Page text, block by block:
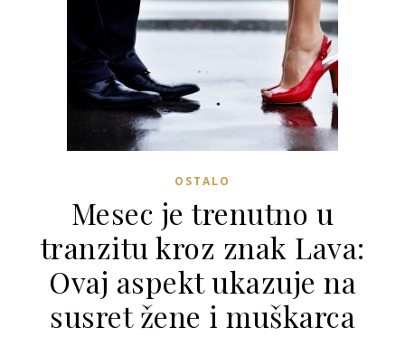
OSTALO
Mesec je trenutno u
tranzitu kroz znak Lava:
Ovaj aspekt ukazuje na
susret žene i muškarca